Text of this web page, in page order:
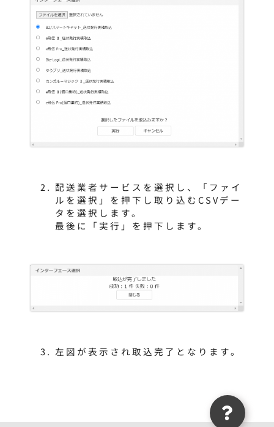
配送業者サービスを選択し、「ファイ
ルを選択」を押下し取り込むCSVデー
タを選択します。
最後に「実行」を押下します。
左図が表示され取込完了となります。